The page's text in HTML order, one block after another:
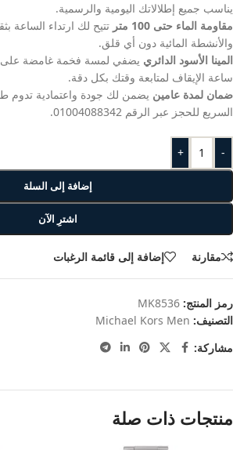
يناسب جميع إطلالاتك اليومية والرسمية.
مقاومة الماء حتى 100 متر
تتيح لك ارتداء الساعة
والأنشطة المائية دون أي قلق.
المينا الأسود الدائري يضفي لمسة فخمة غامضة على
ساعة الإيقاف لمتابعة وقتك بكل دقة.
ضمان لمدة عامين يضمن لك جودة واعتمادية تدوم
السريع للحجز عبر الرقم 01004088342.
-
+
إضافة إلى السلة
اشترِ الآن
مقارنة إضافة إلى قائمة الرغبات
رمز المنتج: MK8536
التصنيف: Michael Kors Men
مشاركة:
منتجات ذات صلة